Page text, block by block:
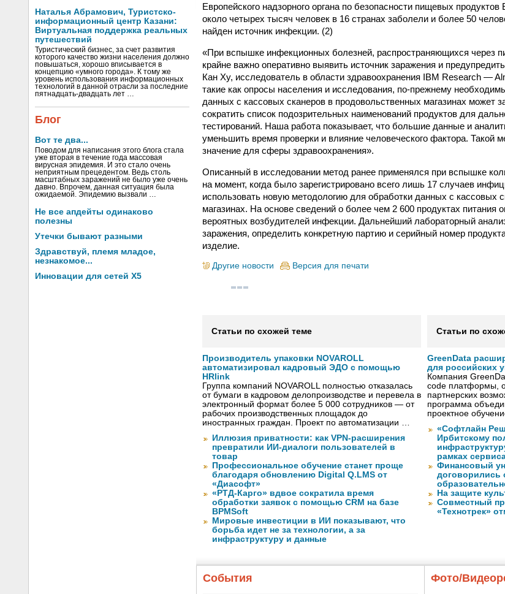
Наталья Абрамович, Туристско-
информационный центр Казани:
Виртуальная поддержка реальных
путешествий
Туристический бизнес, за счет развития
которого качество жизни населения должно
повышаться, хорошо вписывается в
концепцию «умного города». К тому же
уровень использования информационных
технологий в данной отрасли за последние
пятнадцать-двадцать лет …
Блог
Вот те два...
Поводом для написания этого блога стала
уже вторая в течение года массовая
вирусная эпидемия. И это стало очень
неприятным прецедентом. Ведь столь
масштабных заражений не было уже очень
давно. Впрочем, данная ситуация была
ожидаемой. Эпидемию вызвали …
Не все апдейты одинаково
полезны
Утечки бывают разными
Здравствуй, племя младое,
незнакомое...
Инновации для сетей X5
Европейского надзорного органа по безопасности пищевых
около четырех тысяч человек в 16 странах заболели и более 50
найден источник инфекции. (2)
«При вспышке инфекционных болезней, распространяющихся через
крайне важно оперативно выявить источник заражения и
Кан Ху, исследователь в области здравоохранения IBM Research —
такие как опросы населения и исследования, по-прежнему
данных с кассовых сканеров в продовольственных магазинах может
сократить список подозрительных наименований продуктов для
тестирований. Наша работа показывает, что большие данные и
уменьшить время проверки и влияние человеческого фактора. Такой
значение для сферы здравоохранения».
Описанный в исследовании метод ранее применялся при вспышке
на момент, когда было зарегистрировано всего лишь 17 случаев
использовать новую методологию для обработки данных с кассовых
магазинах. На основе сведений о более чем 2 600 продуктах питания
вероятных возбудителей инфекции. Дальнейший лабораторный
заражения, определить конкретную партию и серийный номер
изделие.
Другие новости Версия для печати
Статьи по схожей теме
Производитель упаковки NOVAROLL
автоматизировал кадровый ЭДО с помощью
HRlink
Группа компаний NOVAROLL полностью отказалась
от бумаги в кадровом делопроизводстве и перевела в
электронный формат более 5 000 сотрудников — от
рабочих производственных площадок до
иностранных граждан. Проект по автоматизации …
Иллюзия приватности: как VPN-расширения
превратили ИИ-диалоги пользователей в
товар
Профессиональное обучение станет проще
благодаря обновлению Digital Q.LMS от
«Диасофт»
«РТД-Карго» вдвое сократила время
обработки заявок с помощью CRM на базе
BPMSoft
Мировые инвестиции в ИИ показывают, что
борьба идет не за технологии, а за
инфраструктуру и данные
Статьи по
GreenData
для российских
Компания
code платформы,
партнерских
программа
проектное
«Софтлайн
Ирбитскому
рамках
Финансовый
договорились
На защите
Совместный
«Технотрек»
События Фото/